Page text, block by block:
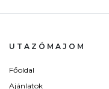
UTAZÓMAJOM
Főoldal
Ajánlatok